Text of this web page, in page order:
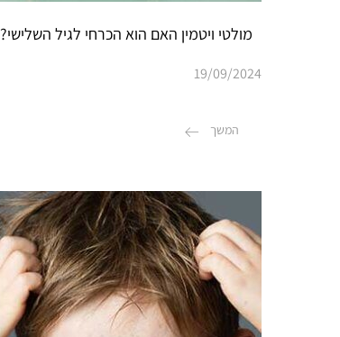
מולטי ויטמין האם הוא הכרחי לגיל השלישי?
19/09/2024
המשך